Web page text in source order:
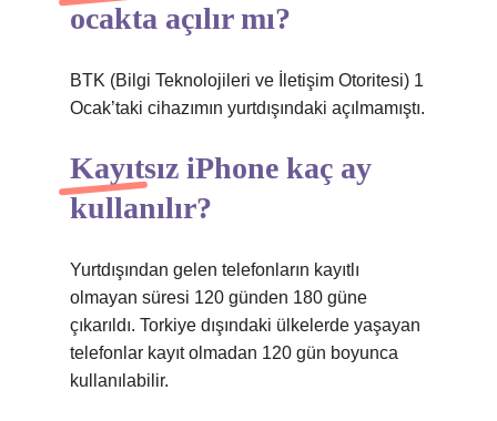
ocakta açılır mı?
BTK (Bilgi Teknolojileri ve İletişim Otoritesi) 1
Ocak’taki cihazımın yurtdışındaki açılmamıştı.
Kayıtsız iPhone kaç ay
kullanılır?
Yurtdışından gelen telefonların kayıtlı
olmayan süresi 120 günden 180 güne
çıkarıldı. Torkiye dışındaki ülkelerde yaşayan
telefonlar kayıt olmadan 120 gün boyunca
kullanılabilir.